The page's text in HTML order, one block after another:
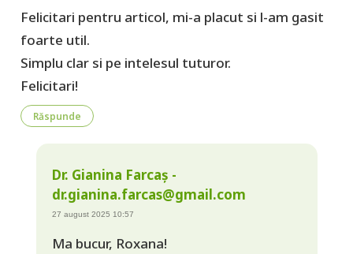
Felicitari pentru articol, mi-a placut si l-am gasit
foarte util.
Simplu clar si pe intelesul tuturor.
Felicitari!
Răspunde
Dr. Gianina Farcaș -
dr.gianina.farcas@gmail.com
27 august 2025 10:57
Ma bucur, Roxana!